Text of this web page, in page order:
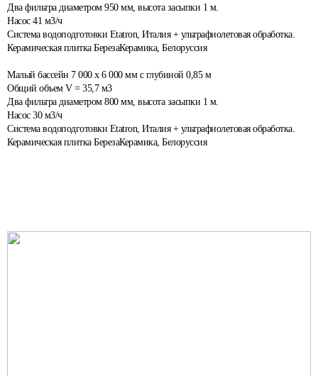
Два фильтра диаметром 950 мм, высота засыпки 1 м.
Насос 41 м3/ч
Система водоподготовки Etatron, Италия + ультрафиолетовая обработка.
Керамическая плитка БерезаКерамика, Белоруссия
Малый бассейн 7 000 х 6 000 мм с глубиной 0,85 м
Общий объем V = 35,7 м3
Два фильтра диаметром 800 мм, высота засыпки 1 м.
Насос 30 м3/ч
Система водоподготовки Etatron, Италия + ультрафиолетовая обработка.
Керамическая плитка БерезаКерамика, Белоруссия